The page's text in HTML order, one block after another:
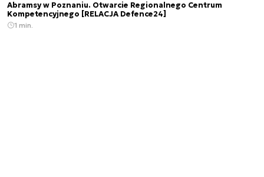
Abramsy w Poznaniu. Otwarcie Regionalnego Centrum
Kompetencyjnego [RELACJA Defence24]
1 min.